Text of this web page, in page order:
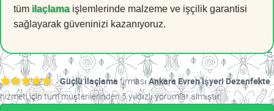
tüm ilaçlamaişlemlerinde malzeme ve işçilik garantisi
sağlayarak güveninizi kazanıyoruz.
Güçlü İlaçlama firmasıAnkara Evren İşyeri Dezenfekte
hizmeti için tüm müşterilerinden 5 yıldızlı yorumlar almıştır.